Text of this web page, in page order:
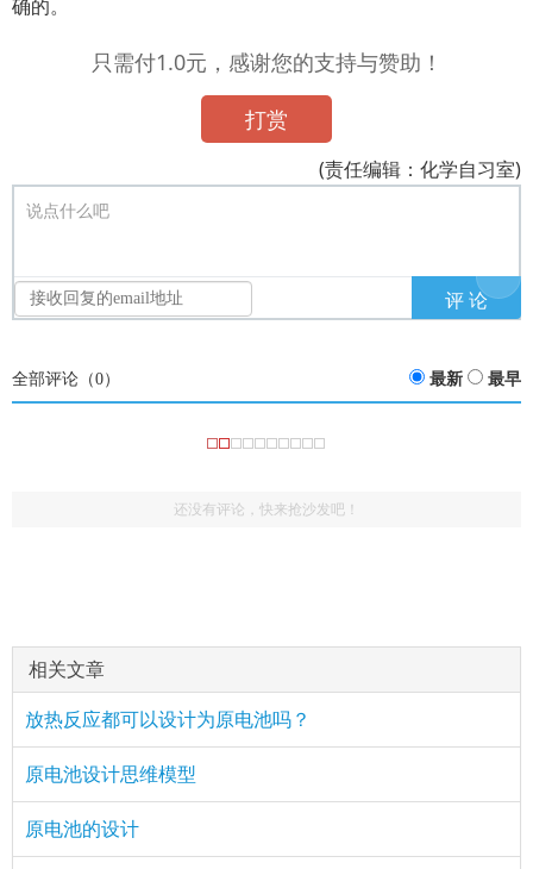
确的。
只需付1.0元，感谢您的支持与赞助！
打赏
(责任编辑：化学自习室)
说点什么吧
全部评论（0） 最新 最早
还没有评论，快来抢沙发吧！
相关文章
放热反应都可以设计为原电池吗？
原电池设计思维模型
原电池的设计